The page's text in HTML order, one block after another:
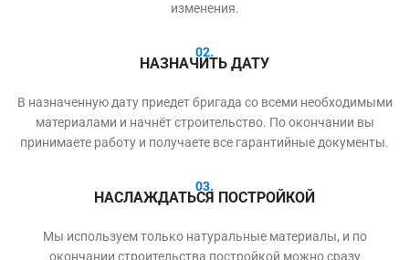
изменения.
02.
НАЗНАЧИТЬ ДАТУ
В назначенную дату приедет бригада со всеми необходимыми
материалами и начнёт строительство. По окончании вы
принимаете работу и получаете все гарантийные документы.
03.
НАСЛАЖДАТЬСЯ ПОСТРОЙКОЙ
Мы используем только натуральные материалы, и по
окончании строительства постройкой можно сразу